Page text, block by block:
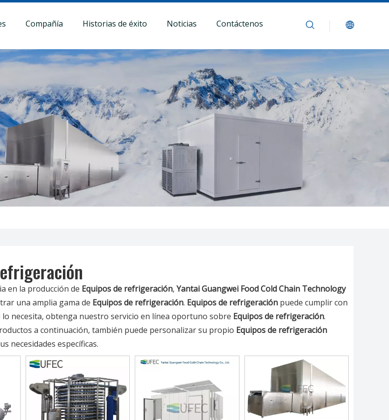
Compañía Historias de éxito Noticias Contáctenos
en la producción de Equipos de refrigeración, Yantai Guangwei Food Cold Chain Technology
una amplia gama de Equipos de refrigeración. Equipos de refrigeración puede cumplir con
lo necesita, obtenga nuestro servicio en línea oportuno sobre Equipos de refrigeración.
a continuación, también puede personalizar su propio Equipos de refrigeración
necesidades específicas.